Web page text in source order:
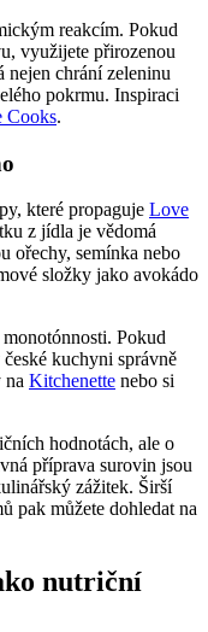
reakcím. Pokud
využijete přirozenou
chrání zeleninu
pokrmu. Inspiraci
Cooks.
které propaguje Love
z jídla je vědomá
ořechy, semínka nebo
složky jako avokádo
Pokud
kuchyni správně
na Kitchenette nebo si
hodnotách, ale o
příprava surovin jsou
zážitek. Širší
pak můžete dohledat na
nutriční